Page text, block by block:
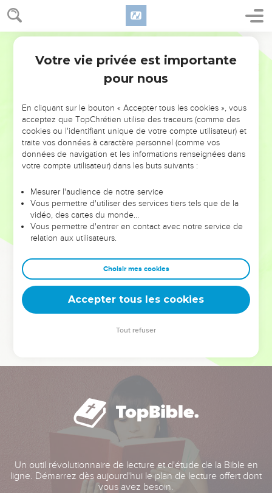
NE MANQUEZ PAS L’ÉVÉNEMENT
DE L’ANNÉE !
ET SI LEURS ERREURS POUVAIENT VOUS ÉVITER LES
VOTRES ?
leur foi ou leur vision. Mais on voit moins les doutes, les erreurs
et les saisons difficiles qu'ils ont traversés, alors même que ce
sont elles qui les ont façonnés.
Dans cette conférence, leaders, entrepreneurs, et responsables
clés pour avancer avec plus de sagesse afin que leurs erreurs
deviennent vos tremplins. Que vous guidiez un ministère, une
équipe, un groupe ou une famille, leur expérience est faite
Un outil révolutionnaire de lecture et d'étude de la Bible en
ligne. Démarrez dès aujourd'hui le plan de lecture offert dont
vous avez besoin.
Votre vie privée est importante
pour nous
En cliquant sur le bouton « Accepter tous les cookies », vous
acceptez que TopChrétien utilise des traceurs (comme des
cookies ou l'identifiant unique de votre compte utilisateur) et
traite vos données à caractère personnel (comme vos
données de navigation et les informations renseignées dans
votre compte utilisateur) dans les buts suivants :
Mesurer l'audience de notre service
Vous permettre d'utiliser des services tiers tels que de la
vidéo, des cartes du monde…
Vous permettre d'entrer en contact avec notre service de
relation aux utilisateurs.
Choisir mes cookies
Accepter tous les cookies
Tout refuser